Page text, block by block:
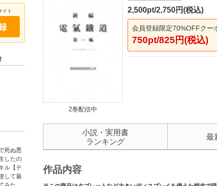
イト
死ぬ悪
したの
ル【テ
して最
2巻配信中
2,500pt/2,750円(税込)
会員登録限定70%OFFクー
750pt/825円(税込)
小説・実用書
ランキング
最
作品内容